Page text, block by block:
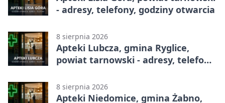
- adresy, telefony, godziny otwarcia
8 sierpnia 2026
Apteki Lubcza, gmina Ryglice,
powiat tarnowski - adresy, telefony,
8 sierpnia 2026
Apteki Niedomice, gmina Żabno,